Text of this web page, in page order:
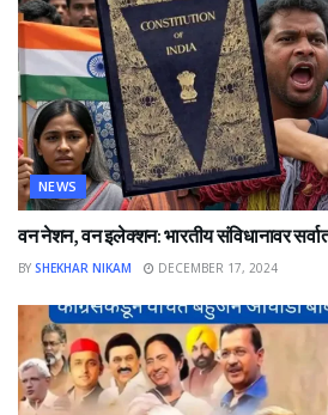
NEWS
वन नेशन, वन इलेक्शन: भारतीय संविधानावर
BY SHEKHAR NIKAM DECEMBER 17, 2024